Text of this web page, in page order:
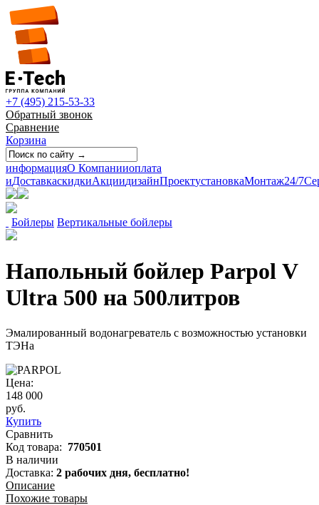
+7 (495) 215-53-33
Обратный звонок
Сравнение
Корзина
информацияО Компанииоплата
иДоставкаскидкиАкциидизайнПроектустановкаМонтаж24/7
Бойлеры Вертикальные бойлеры
Напольный бойлер Parpol V
Ultra 500 на 500литров
Эмалированный водонагреватель с возможностью установки
ТЭНа
Цена:
148 000
руб.
Купить
Сравнить
Код товара: 770501
В наличии
Доставка: 2 рабочих дня, бесплатно!
Описание
Похожие товары